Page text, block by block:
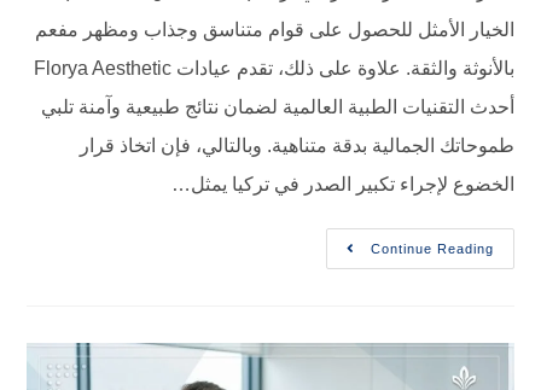
الخيار الأمثل للحصول على قوام متناسق وجذاب ومظهر مفعم
بالأنوثة والثقة. علاوة على ذلك، تقدم عيادات Florya Aesthetic
أحدث التقنيات الطبية العالمية لضمان نتائج طبيعية وآمنة تلبي
طموحاتك الجمالية بدقة متناهية. وبالتالي، فإن اتخاذ قرار
الخضوع لإجراء تكبير الصدر في تركيا يمثل…
Continue Reading